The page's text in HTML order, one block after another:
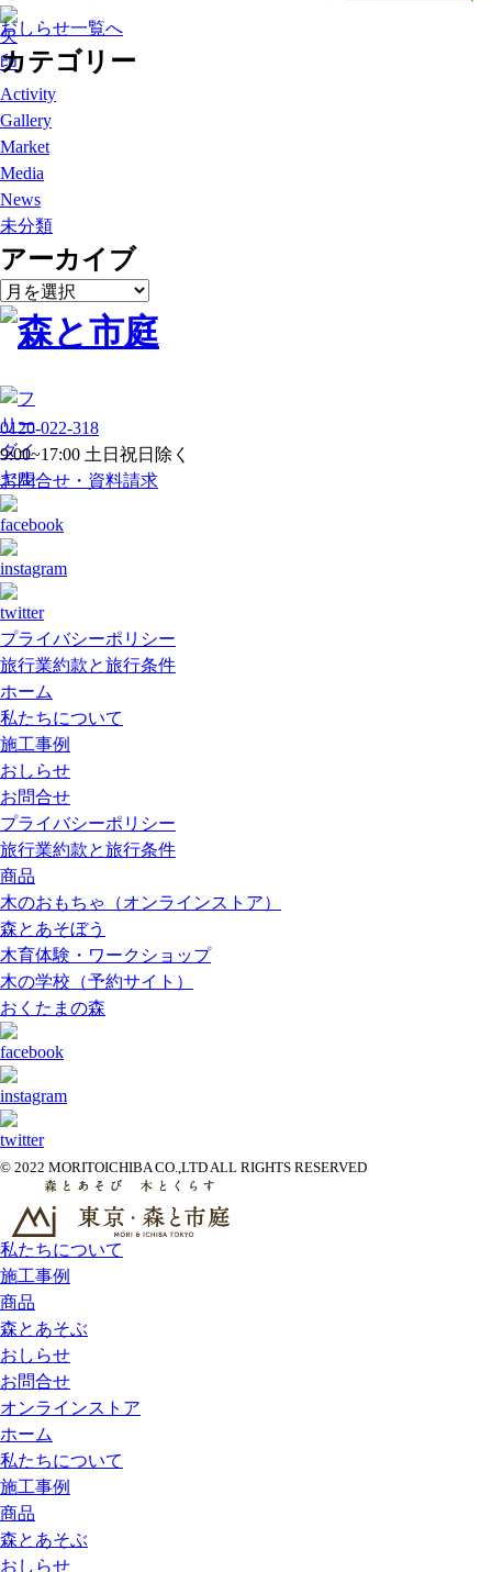
おしらせ一覧へ
カテゴリー
Activity
Gallery
Market
Media
News
未分類
アーカイブ
ア
ー
ブ
0120-022-318
9:00~17:00 土日祝日除く
お問合せ・資料請求
プライバシーポリシー
旅行業約款と旅行条件
ホーム
私たちについて
施工事例
おしらせ
お問合せ
プライバシーポリシー
旅行業約款と旅行条件
商品
木のおもちゃ（オンラインストア）
森とあそぼう
木育体験・ワークショップ
木の学校（予約サイト）
おくたまの森
© 2022 MORITOICHIBA CO.,LTD ALL RIGHTS RESERVED
私たちについて
施工事例
商品
森とあそぶ
おしらせ
お問合せ
オンラインストア
ホーム
私たちについて
施工事例
商品
森とあそぶ
おしらせ